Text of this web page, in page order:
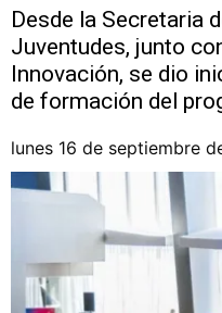
Desde la Secretaria
Juventudes, junto
Innovación, se dio
de formación del
lunes 16 de septiembre